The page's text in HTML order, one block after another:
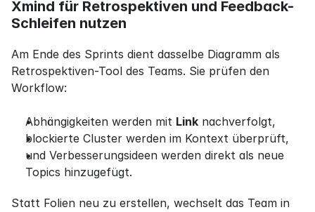
Xmind für Retrospektiven und Feedback-
Schleifen nutzen
Am Ende des Sprints dient dasselbe Diagramm als
Retrospektiven-Tool des Teams. Sie prüfen den
Workflow:
Abhängigkeiten werden mit Link nachverfolgt,
blockierte Cluster werden im Kontext überprüft,
und Verbesserungsideen werden direkt als neue
Topics hinzugefügt.
Statt Folien neu zu erstellen, wechselt das Team in